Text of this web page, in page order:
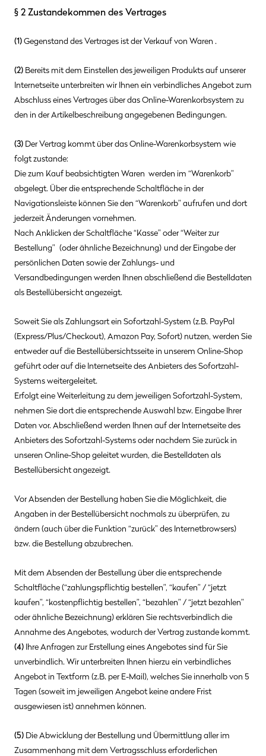
§ 2 Zustandekommen des Vertrages
(1)Gegenstand des Vertrages ist der Verkauf von Waren .
(2) Bereits mit dem Einstellen des jeweiligen Produkts auf unserer
Internetseite unterbreiten wir Ihnen ein verbindliches Angebot zum
Abschluss eines Vertrages über das Online-Warenkorbsystem zu
den in der Artikelbeschreibung angegebenen Bedingungen.
(3) Der Vertrag kommt über das Online-Warenkorbsystem wie
folgt zustande:
Die zum Kauf beabsichtigten Waren werden im “Warenkorb”
abgelegt. Über die entsprechende Schaltfläche in der
Navigationsleiste können Sie den “Warenkorb” aufrufen und dort
jederzeit Änderungen vornehmen.
Nach Anklicken der Schaltfläche “Kasse” oder “Weiter zur
Bestellung” (oder ähnliche Bezeichnung) und der Eingabe der
persönlichen Daten sowie der Zahlungs- und
Versandbedingungen werden Ihnen abschließend die Bestelldaten
als Bestellübersicht angezeigt.
Soweit Sie als Zahlungsart ein Sofortzahl-System (z.B. PayPal
(Express/Plus/Checkout), Amazon Pay, Sofort) nutzen, werden Sie
entweder auf die Bestellübersichtsseite in unserem Online-Shop
geführt oder auf die Internetseite des Anbieters des Sofortzahl-
Systems weitergeleitet.
Erfolgt eine Weiterleitung zu dem jeweiligen Sofortzahl-System,
nehmen Sie dort die entsprechende Auswahl bzw. Eingabe Ihrer
Daten vor. Abschließend werden Ihnen auf der Internetseite des
Anbieters des Sofortzahl-Systems oder nachdem Sie zurück in
unseren Online-Shop geleitet wurden, die Bestelldaten als
Bestellübersicht angezeigt.
Vor Absenden der Bestellung haben Sie die Möglichkeit, die
Angaben in der Bestellübersicht nochmals zu überprüfen, zu
ändern (auch über die Funktion “zurück” des Internetbrowsers)
bzw. die Bestellung abzubrechen.
Mit dem Absenden der Bestellung über die entsprechende
Schaltfläche (“zahlungspflichtig bestellen”, “kaufen” / “jetzt
kaufen”, “kostenpflichtig bestellen”, “bezahlen” / “jetzt bezahlen”
oder ähnliche Bezeichnung) erklären Sie rechtsverbindlich die
Annahme des Angebotes, wodurch der Vertrag zustande kommt.
(4) Ihre Anfragen zur Erstellung eines Angebotes sind für Sie
unverbindlich. Wir unterbreiten Ihnen hierzu ein verbindliches
Angebot in Textform (z.B. per E-Mail), welches Sie innerhalb von 5
Tagen (soweit im jeweiligen Angebot keine andere Frist
ausgewiesen ist) annehmen können.
(5) Die Abwicklung der Bestellung und Übermittlung aller im
Zusammenhang mit dem Vertragsschluss erforderlichen